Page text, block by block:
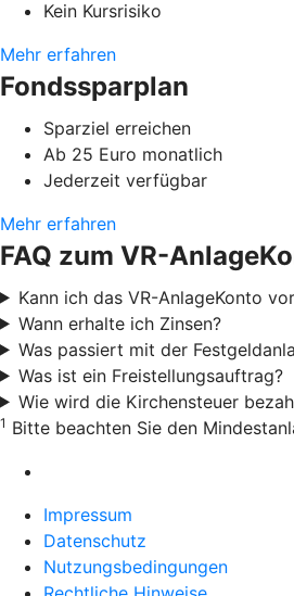
Kein Kursrisiko
Mehr erfahren
Fondssparplan
Sparziel erreichen
Ab 25 Euro monatlich
Jederzeit verfügbar
Mehr erfahren
FAQ zum VR-
Kann ich das VR-AnlageKonto
Wann erhalte ich Zinsen?
Was passiert mit der
Was ist ein Freistellungsauftrag?
Wie wird die Kirchensteuer
1 Bitte beachten Sie den
Impressum
Datenschutz
Nutzungsbedingungen